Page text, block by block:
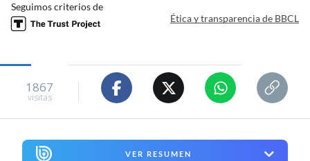
Seguimos criterios de
Ética y transparencia de BBCL
1867
visitas
VER RESUMEN